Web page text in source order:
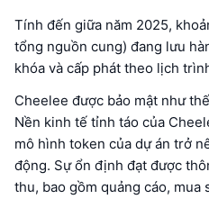
Tính đến giữa năm 2025,
tổng nguồn cung) đang lưu
khóa và cấp phát theo lịch
Cheelee được bảo mật như
Nền kinh tế tỉnh táo của
mô hình token của dự án trở
động. Sự ổn định đạt được
thu, bao gồm quảng cáo,